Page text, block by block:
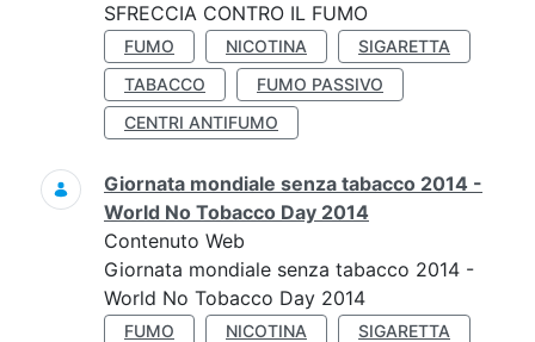
SFRECCIA CONTRO IL FUMO
FUMO NICOTINA
SIGARETTA
TABACCO
FUMO PASSIVO
CENTRI ANTIFUMO
Giornata mondiale senza tabacco 2014 -
World No Tobacco Day 2014
Contenuto Web
Giornata mondiale senza tabacco 2014 -
World No Tobacco Day 2014
FUMO NICOTINA
SIGARETTA